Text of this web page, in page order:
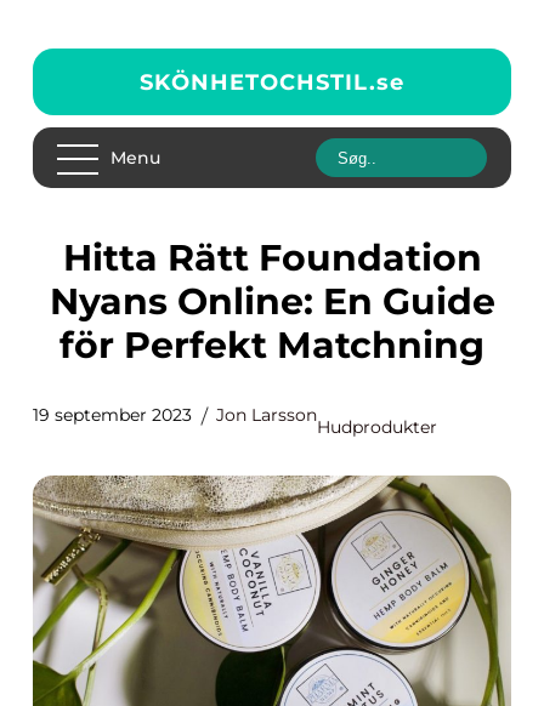
SKÖNHETOCHSTIL.se
Menu
Hitta Rätt Foundation
Nyans Online: En Guide
för Perfekt Matchning
19 september 2023 Jon Larsson
Hudprodukter